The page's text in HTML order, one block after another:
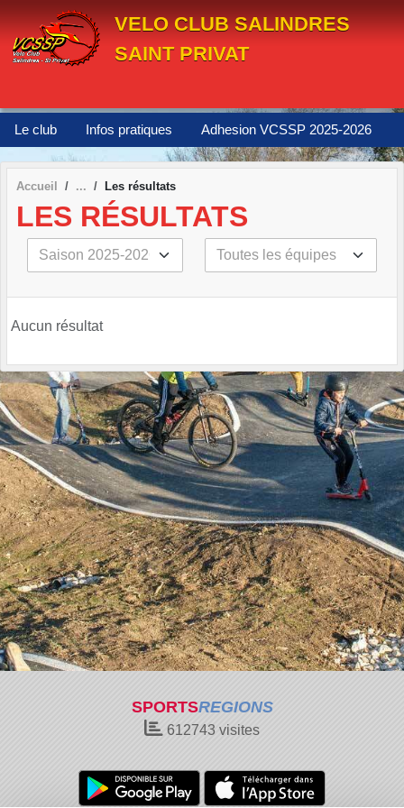
VELO CLUB SALINDRES
SAINT PRIVAT
Le club Infos pratiques Adhesion VCSSP 2025-2026
Accueil Les résultats
LES RÉSULTATS
Aucun résultat
SPORTSREGIONS
612743 visites
Panneau de gestion des cookies